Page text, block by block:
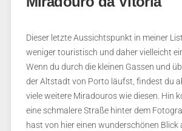
Dieser letzte Aussichtspunkt in meiner
weniger touristisch und daher vielleicht
Wenn du durch die kleinen Gassen und
der Altstadt von Porto läufst, findest du
viele weitere Miradouros wie diesen. Hin
eine schmalere Straße hinter dem
hast von hier einen wunderschönen Blick